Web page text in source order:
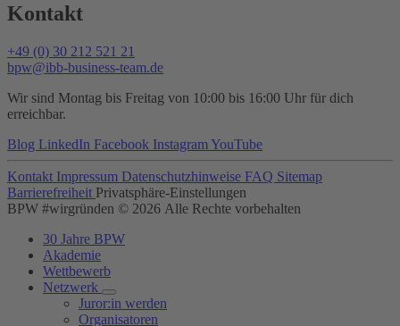
Kontakt
+49 (0) 30 212 521 21
bpw@ibb-business-team.de
Wir sind Montag bis Freitag von 10:00 bis 16:00 Uhr für dich
erreichbar.
Blog LinkedIn Facebook Instagram YouTube
Kontakt Impressum Datenschutzhinweise FAQ Sitemap
Barrierefreiheit Privatsphäre-Einstellungen
BPW #wirgründen © 2026 Alle Rechte vorbehalten
30 Jahre BPW
Akademie
Wettbewerb
Netzwerk
Juror:in werden
Organisatoren